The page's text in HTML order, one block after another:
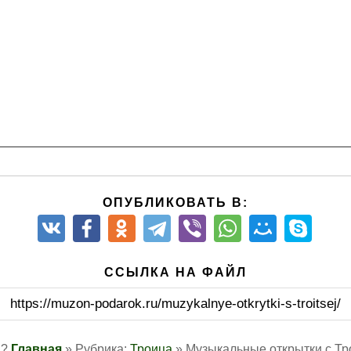
ОПУБЛИКОВАТЬ В:
ССЫЛКА НА ФАЙЛ
https://muzon-podarok.ru/muzykalnye-otkrytki-s-troitsej/